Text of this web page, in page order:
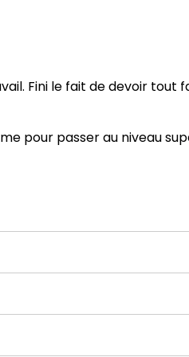
Fini le fait de devoir tout
pour passer au niveau
frais technologiques.
plus vous gagnez. La